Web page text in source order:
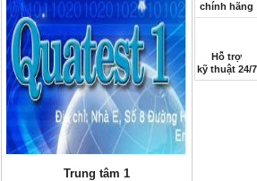
Trung tâm 1
chính hãng
Hỗ trợ
kỹ thuật 24/7